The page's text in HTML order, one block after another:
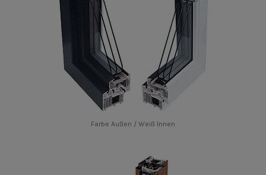
Farbe Außen / Weiß Innen